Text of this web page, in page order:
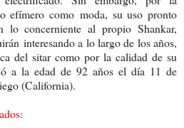
efímero como moda, su uso pronto
lo concerniente al propio Shankar,
interesando a lo largo de los años,
del sitar como por la calidad de su
a la edad de 92 años el día 11 de
(California).